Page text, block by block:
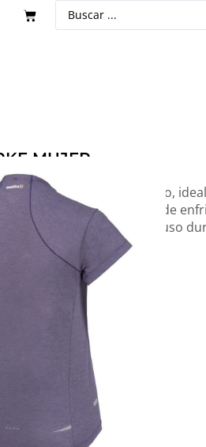
MUJER
liviana y con calce holgado,
Su tecnología textil de
frescura constante, incluso